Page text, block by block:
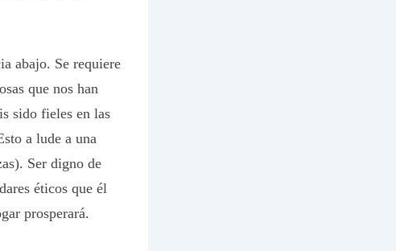
abajo. Se requiere
que nos han
sido fieles en las
a lude a una
Ser digno de
éticos que él
prosperará.